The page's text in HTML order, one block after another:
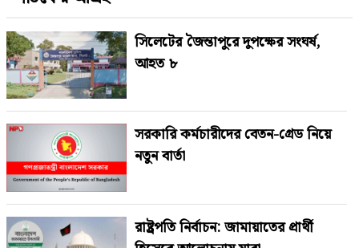
সিলেটের জৈন্তাপুরে দুপক্ষের সংঘর্ষ,
আহত ৮
সরকারি কর্মচারীদের বেতন-গ্রেড নিয়ে
নতুন বার্তা
রাষ্ট্রপতি নির্বাচন: জামায়াতের প্রার্থী